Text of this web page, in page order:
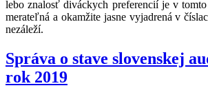
lebo znalosť diváckych preferencií je v
merateľná a okamžite jasne vyjadrená v
nezáleží.
Správa o stave slovenskej
rok 2019